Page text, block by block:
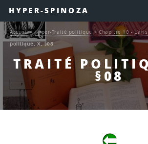
HYPER-SPINOZA
TRAITÉ
§08
Accueil>Hyper-Traité politique >Chapitre 10 -
politique, X, §08